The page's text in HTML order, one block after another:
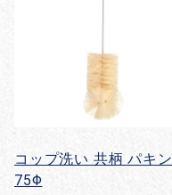
コップ洗い 共柄 パキン
75Φ